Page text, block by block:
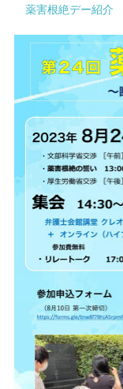
薬害根絶デー紹介